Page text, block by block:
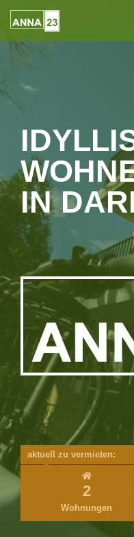
IN
aktuell zu vermieten:
2
Wohnungen